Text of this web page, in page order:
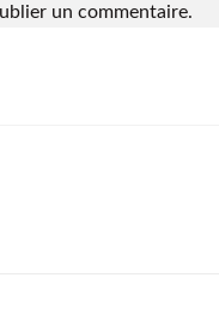
un commentaire.